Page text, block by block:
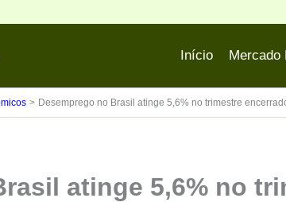
Início Mercado
Desemprego no Brasil atinge 5,6% no trimestre
atinge 5,6% no